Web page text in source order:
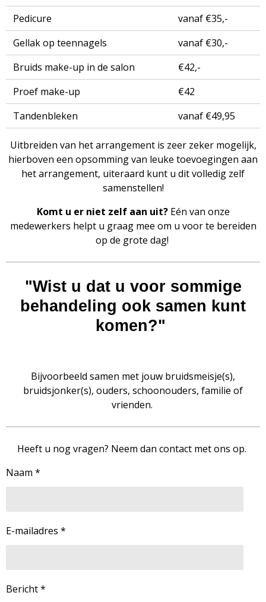
Pedicure
vanaf €35,-
Gellak op teennagels
vanaf €30,-
Bruids make-up in de salon
€42,-
Proef make-up
€42
Tandenbleken
vanaf €49,95
Uitbreiden van het arrangement is zeer zeker mogelijk,
hierboven een opsomming van leuke toevoegingen aan
het arrangement, uiteraard kunt u dit volledig zelf
samenstellen!
Komt u er niet zelf aan uit?Eén van onze
medewerkers helpt u graag mee om u voor te bereiden
op de grote dag!
"Wist u dat u voor sommige
behandeling ook samen kunt
komen?"
Bijvoorbeeld samen met jouw bruidsmeisje(s),
bruidsjonker(s), ouders, schoonouders, familie of
vrienden.
Heeft u nog vragen? Neem dan contact met ons op.
Naam *
E-mailadres *
Bericht *